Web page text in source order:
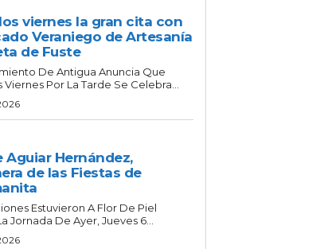
viernes la gran cita con
Veraniego de Artesanía
de Fuste
De Antigua Anuncia Que
Viernes Por La Tarde Se Celebra...
Aguiar Hernández,
de las Fiestas de
Estuvieron A Flor De Piel
Jornada De Ayer, Jueves 6...